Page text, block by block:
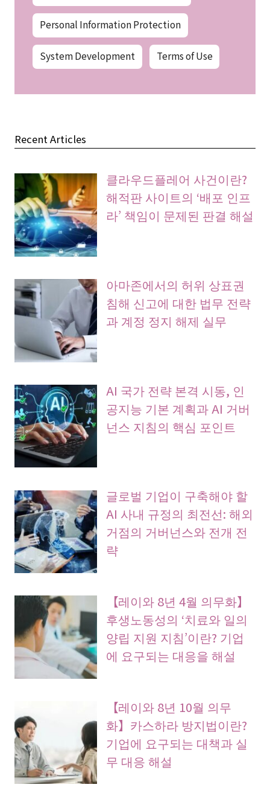
Personal Information Protection
System Development Terms of Use
Recent Articles
클라우드플레어 사건이란?
해적판 사이트의 ‘배포 인프
라’ 책임이 문제된 판결 해설
아마존에서의 허위 상표권
침해 신고에 대한 법무 전략
과 계정 정지 해제 실무
AI 국가 전략 본격 시동, 인
공지능 기본 계획과 AI 거버
넌스 지침의 핵심 포인트
글로벌 기업이 구축해야 할
AI 사내 규정의 최전선: 해외
거점의 거버넌스와 전개 전
략
【레이와 8년 4월 의무화】
후생노동성의 ‘치료와 일의
양립 지원 지침’이란? 기업
에 요구되는 대응을 해설
【레이와 8년 10월 의무
화】카스하라 방지법이란?
기업에 요구되는 대책과 실
무 대응 해설